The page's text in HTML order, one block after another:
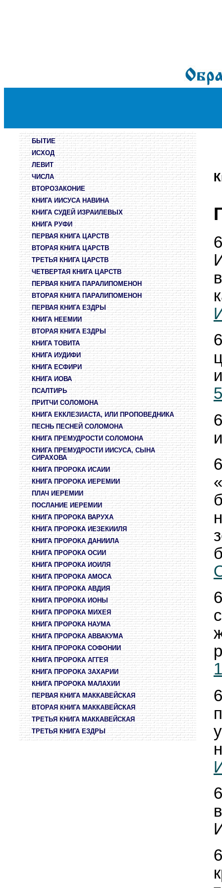
БЫТИЕ
ИСХОД
ЛЕВИТ
ЧИСЛА
ВТОРОЗАКОНИЕ
КНИГА ИИСУСА НАВИНА
КНИГА СУДЕЙ ИЗРАИЛЕВЫХ
КНИГА РУФИ
ПЕРВАЯ КНИГА ЦАРСТВ
ВТОРАЯ КНИГА ЦАРСТВ
ТРЕТЬЯ КНИГА ЦАРСТВ
ЧЕТВЕРТАЯ КНИГА ЦАРСТВ
ПЕРВАЯ КНИГА ПАРАЛИПОМЕНОН
ВТОРАЯ КНИГА ПАРАЛИПОМЕНОН
ПЕРВАЯ КНИГА ЕЗДРЫ
КНИГА НЕЕМИИ
ВТОРАЯ КНИГА ЕЗДРЫ
КНИГА ТОВИТА
КНИГА ИУДИФИ
КНИГА ЕСФИРИ
КНИГА ИОВА
ПСАЛТИРЬ
ПРИТЧИ СОЛОМОНА
КНИГА ЕККЛЕЗИАСТА, ИЛИ ПРОПОВЕДНИКА
ПЕСНЬ ПЕСНЕЙ СОЛОМОНА
КНИГА ПРЕМУДРОСТИ СОЛОМОНА
КНИГА ПРЕМУДРОСТИ ИИСУСА, СЫНА
СИРАХОВА
КНИГА ПРОРОКА ИСАИИ
КНИГА ПРОРОКА ИЕРЕМИИ
ПЛАЧ ИЕРЕМИИ
ПОСЛАНИЕ ИЕРЕМИИ
КНИГА ПРОРОКА ВАРУХА
КНИГА ПРОРОКА ИЕЗЕКИИЛЯ
КНИГА ПРОРОКА ДАНИИЛА
КНИГА ПРОРОКА ОСИИ
КНИГА ПРОРОКА ИОИЛЯ
КНИГА ПРОРОКА АМОСА
КНИГА ПРОРОКА АВДИЯ
КНИГА ПРОРОКА ИОНЫ
КНИГА ПРОРОКА МИХЕЯ
КНИГА ПРОРОКА НАУМА
КНИГА ПРОРОКА АВВАКУМА
КНИГА ПРОРОКА СОФОНИИ
КНИГА ПРОРОКА АГГЕЯ
КНИГА ПРОРОКА ЗАХАРИИ
КНИГА ПРОРОКА МАЛАХИИ
ПЕРВАЯ КНИГА МАККАВЕЙСКАЯ
ВТОРАЯ КНИГА МАККАВЕЙСКАЯ
ТРЕТЬЯ КНИГА МАККАВЕЙСКАЯ
ТРЕТЬЯ КНИГА ЕЗДРЫ